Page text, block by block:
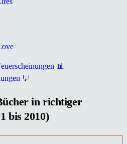
📊
💬
in richtiger
bis 2010)